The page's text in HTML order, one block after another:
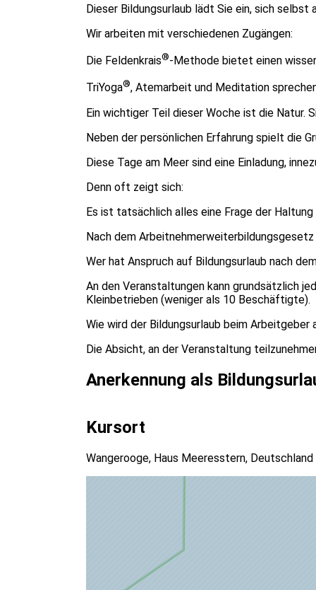
Dieser Bildungsurlaub lädt Sie ein, sich
Wir arbeiten mit verschiedenen Zugängen:
Die Feldenkrais®-Methode bietet einen
TriYoga®, Atemarbeit und Meditation
Ein wichtiger Teil dieser Woche ist die Natur.
Neben der persönlichen Erfahrung spielt die
Diese Tage am Meer sind eine Einladung,
Denn oft zeigt sich:
Es ist tatsächlich alles eine Frage der Haltung
Nach dem
Wer hat Anspruch auf Bildungsurlaub nach
An den Veranstaltungen kann grundsätzlich
Kleinbetrieben (weniger als 10 Beschäftigte).
Wie wird der Bildungsurlaub beim Arbeitgeber
Die Absicht, an der Veranstaltung
Anerkennung als
Kursort
Wangerooge, Haus Meeresstern, Deutschland